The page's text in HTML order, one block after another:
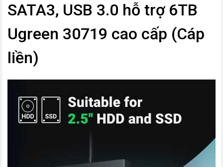
SATA3, USB 3.0 hỗ trợ 6TB
Ugreen 30719 cao cấp (Cáp
liền)